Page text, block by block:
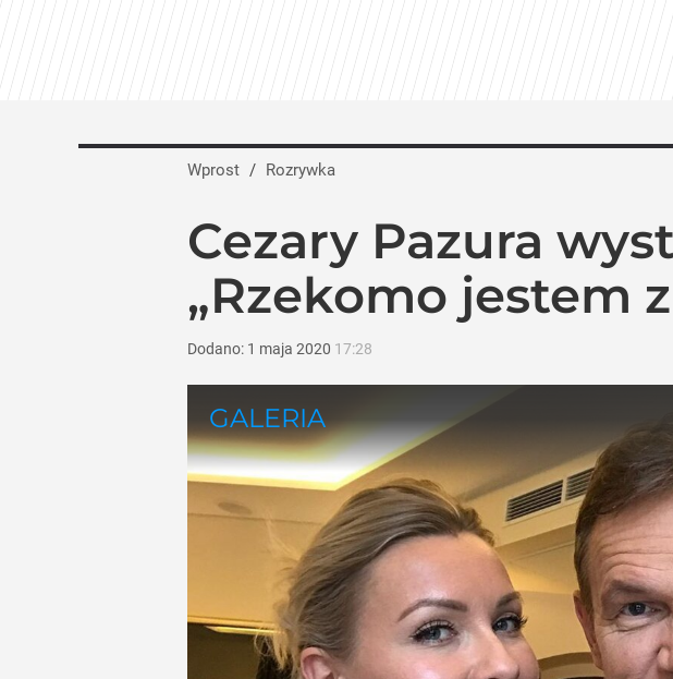
Wprost / Rozrywka
Cezary Pazura
„Rzekomo jestem
Dodano: 1 maja 2020 17:28